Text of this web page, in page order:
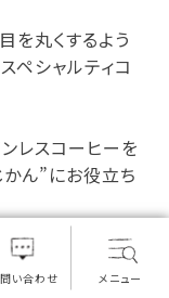
を丸くするよう
ペシャルティコ
レスコーヒーを
ん”にお役立ち